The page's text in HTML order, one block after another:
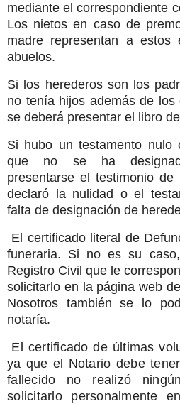
mediante el correspondiente
Los nietos en caso de
madre representan a
abuelos.
Si los herederos son los
no tenía hijos además de los
se deberá presentar el libro
Si hubo un testamento nulo
que no se ha
presentarse el testimonio
declaró la nulidad o el
falta de designación de
El certificado literal de
funeraria. Si no es su
Registro Civil que le
solicitarlo en la página web
Nosotros también se lo
notaría.
El certificado de últimas
ya que el Notario debe
fallecido no realizó
solicitarlo personalmente